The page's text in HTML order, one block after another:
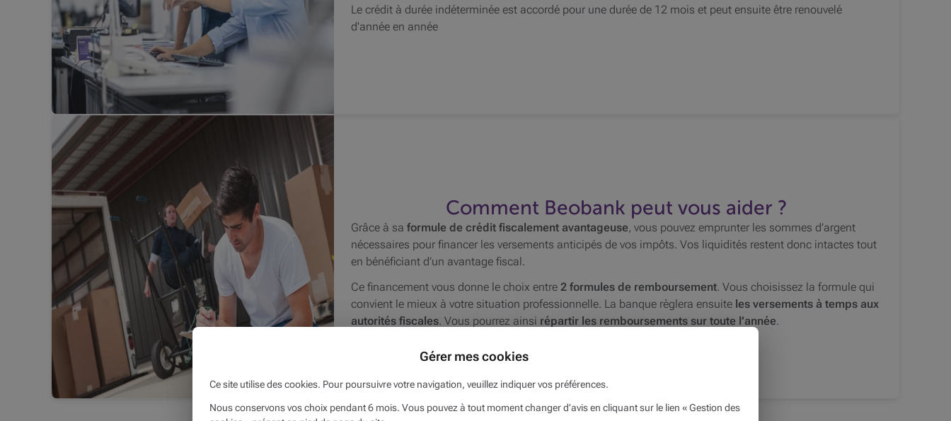
Le crédit à durée indéterminée est accordé pour une durée de 12 mois et peut ensuite être renouvelé
d'année en année
Comment Beobank peut vous aider ?
Grâce à saformule de crédit fiscalement avantageuse, vous pouvez emprunter les sommes d’argent
nécessaires pour financer les versements anticipés de vos impôts. Vos liquidités restent donc intactes tout
en bénéficiant d’un avantage fiscal.
Ce financement vous donne le choix entre2 formules de remboursement. Vous choisissez la formule qui
convient le mieux à votre situation professionnelle. La banque règlera ensuite les versements à temps aux
autorités fiscales. Vous pourrez ainsi répartir les remboursements sur toute l’année.
Gérer mes cookies
Ce site utilise des cookies. Pour poursuivre votre navigation, veuillez indiquer vos préférences.
Nous conservons vos choix pendant 6 mois. Vous pouvez à tout moment changer d’avis en cliquant sur le lien « Gestion des